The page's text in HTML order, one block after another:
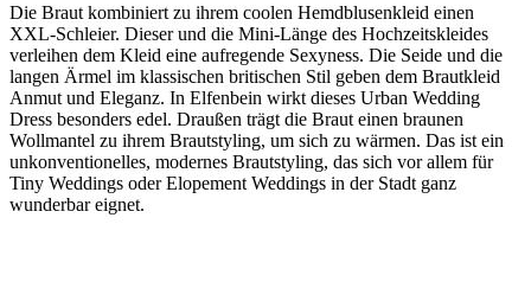
Die Braut kombiniert zu ihrem coolen Hemdblusenkleid einen
XXL-Schleier. Dieser und die Mini-Länge des Hochzeitskleides
verleihen dem Kleid eine aufregende Sexyness. Die Seide und die
langen Ärmel im klassischen britischen Stil geben dem Brautkleid
Anmut und Eleganz. In Elfenbein wirkt dieses Urban Wedding
Dress besonders edel. Draußen trägt die Braut einen braunen
Wollmantel zu ihrem Brautstyling, um sich zu wärmen. Das ist ein
unkonventionelles, modernes Brautstyling, das sich vor allem für
Tiny Weddings oder Elopement Weddings in der Stadt ganz
wunderbar eignet.